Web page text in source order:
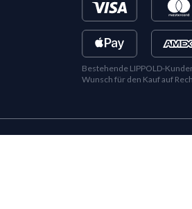
Bestehende LIPPOLD-
Wunsch für den Kauf auf